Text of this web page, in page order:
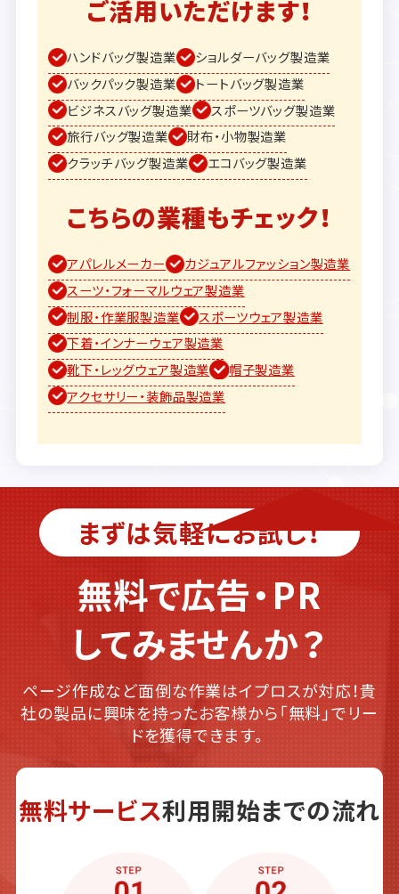
ご活用いただけます！
ハンドバッグ製造業
ショルダーバッグ製造業
バックパック製造業
トートバッグ製造業
ビジネスバッグ製造業
スポーツバッグ製造業
旅行バッグ製造業
財布・小物製造業
クラッチバッグ製造業
エコバッグ製造業
こちらの業種もチェック！
アパレルメーカー
カジュアルファッション製造業
スーツ・フォーマルウェア製造業
制服・作業服製造業
スポーツウェア製造業
下着・インナーウェア製造業
靴下・レッグウェア製造業
帽子製造業
アクセサリー・装飾品製造業
まずは気軽にお試し！
無料で広告・PR
してみませんか？
ページ作成など面倒な作業はイプロスが対応！貴
社の製品に興味を持ったお客様から「無料」でリー
ドを獲得できます。
無料サービス利用開始までの流れ